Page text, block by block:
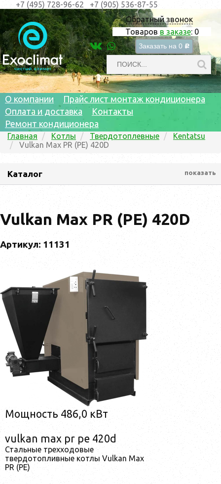
Обратный звонок
Товаров в заказе: 0
Заказать на 0 c
+7 (495) 728-96-62 +7 (905) 536-87-55
О компании
Прайс лист монтаж кондиционера
Оплата и доставка
Контакты
Ремонт кондиционера
Главная Котлы Твердотоплевные
Kentatsu
Vulkan Max PR (PE) 420D
Каталог показать
Vulkan Max PR (PE) 420D
Артикул: 11131
Мощность 486,0 кВт
vulkan max pr pe 420d
Стальные трехходовые
твердотопливные котлы Vulkan Max
PR (PE)